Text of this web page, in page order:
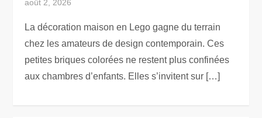
août 2, 2026
La décoration maison en Lego gagne du terrain
chez les amateurs de design contemporain. Ces
petites briques colorées ne restent plus confinées
aux chambres d’enfants. Elles s’invitent sur […]